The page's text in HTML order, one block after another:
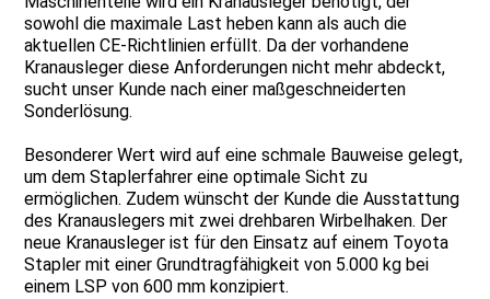
sowohl die maximale Last heben kann als auch die
aktuellen CE-Richtlinien erfüllt. Da der vorhandene
Kranausleger diese Anforderungen nicht mehr abdeckt,
sucht unser Kunde nach einer maßgeschneiderten
Sonderlösung.
Besonderer Wert wird auf eine schmale Bauweise gelegt,
um dem Staplerfahrer eine optimale Sicht zu
ermöglichen. Zudem wünscht der Kunde die Ausstattung
des Kranauslegers mit zwei drehbaren Wirbelhaken. Der
neue Kranausleger ist für den Einsatz auf einem Toyota
Stapler mit einer Grundtragfähigkeit von 5.000 kg bei
einem LSP von 600 mm konzipiert.